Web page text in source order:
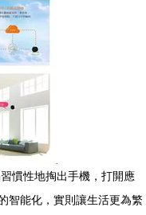
慣性地掏出手機，打開應
智能化，實則讓生活更為繁